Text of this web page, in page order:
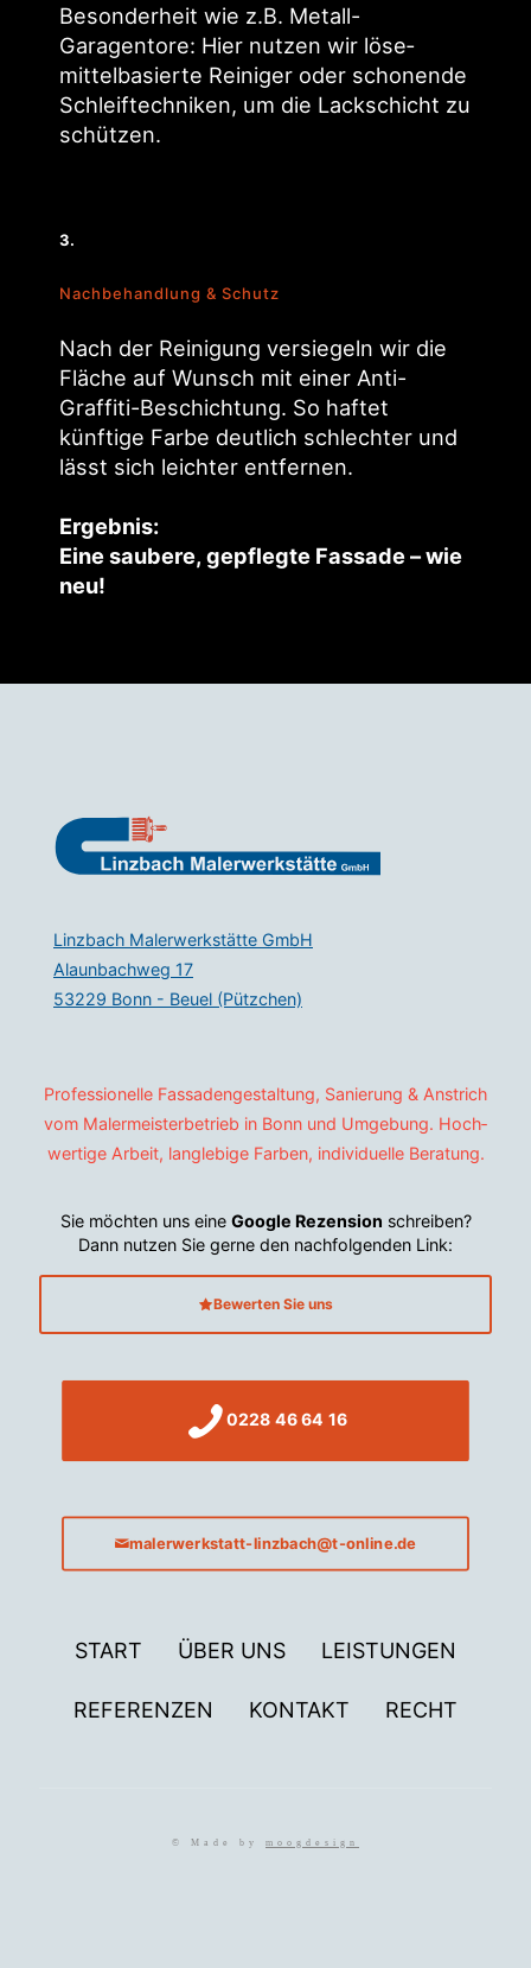
Besonderheit wie z.B. Metall-
Garagentore: Hier nutzen wir löse­
mittel­basierte Reiniger oder schonende
Schleif­techniken, um die Lack­schicht zu
schützen.
3.
Nachbehandlung & Schutz
Nach der Reinigung versiegeln wir die
Fläche auf Wunsch mit einer Anti-
Graffiti-Beschichtung. So haftet
künftige Farbe deutlich schlechter und
lässt sich leichter entfernen.
Ergebnis:
Eine saubere, ge­pflegte Fassade – wie
neu!
Linzbach Malerwerkstätte GmbH
Alaunbachweg 17
53229 Bonn - Beuel (Pützchen)
Professionelle Fassaden­gestaltung, Sanierung & Anstrich
vom Maler­meister­betrieb in Bonn und Um­gebung. Hoch­
wertige Arbeit, langlebige Farben, indi­viduelle Beratung.
Sie möchten uns eine Google Rezension schreiben?
Dann nutzen Sie gerne den nachfolgenden Link:
Bewerten Sie uns
0228 46 64 16
malerwerkstatt-linzbach@t-online.de
START ÜBER UNS LEISTUNGEN
REFERENZEN KONTAKT RECHT
© Made by moogdesign